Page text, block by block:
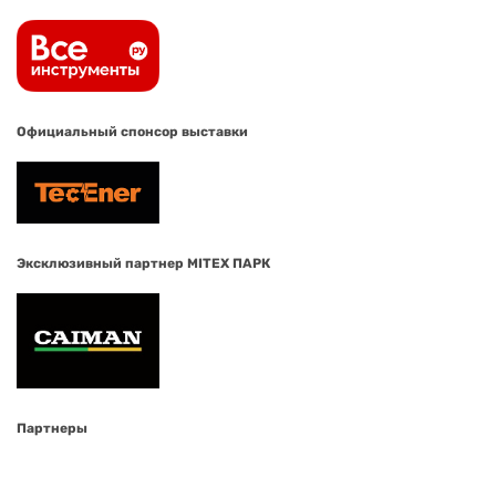
Официальный спонсор выставки
Эксклюзивный партнер MITEX ПАРК
Партнеры